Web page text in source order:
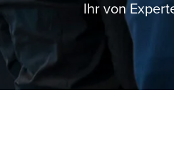
Ihr von